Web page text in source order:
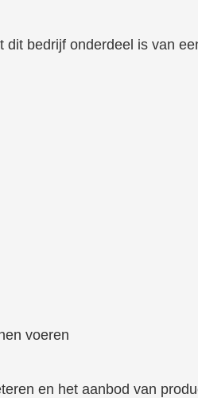
bedrijf onderdeel is van
voeren
en het aanbod van